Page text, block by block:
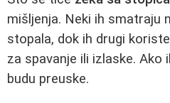
mišljenja. Neki ih smatraju
stopala, dok ih drugi
za spavanje ili izlaske.
budu preuske.